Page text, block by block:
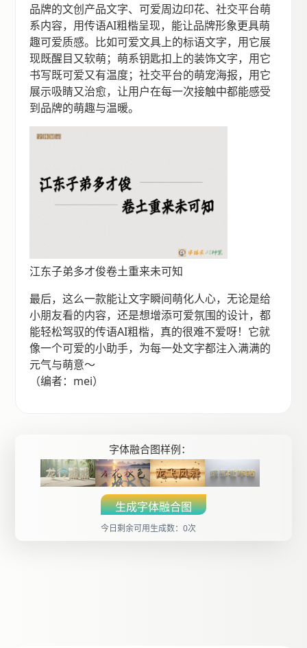
品牌的文创产品文字、可爱周边印花、社交平台萌
系内容，用传语AI粗楷呈现，能让品牌形象更具萌
趣可爱质感。比如可爱文具上的标语文字，用它展
现既醒目又软萌；萌系钥匙扣上的装饰文字，用它
书写既可爱又有温度；社交平台的萌宠海报，用它
展示吸睛又治愈，让用户在每一次接触中都能感受
到品牌的萌趣与温暖。
江东子弟多才俊卷土重来未可知
最后，这么一款能让文字瞬间萌化人心，无论是给
小朋友看的内容，还是想增添可爱氛围的设计，都
能轻松驾驭的传语AI粗楷，真的很难不爱呀！它就
像一个可爱的小助手，为每一处文字都注入满满的
元气与萌意～
（编者：mei）
字体融合图样例：
生成字体融合图
今日剩余可用生成数：0次